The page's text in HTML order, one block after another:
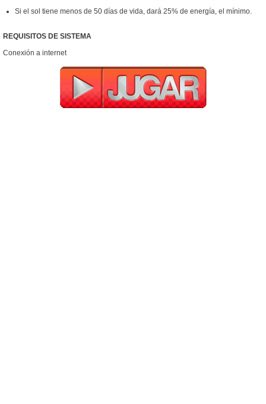
Si el sol tiene menos de 50 días de vida, dará 25% de energía, el mínimo.
REQUISITOS DE SISTEMA
Conexión a internet